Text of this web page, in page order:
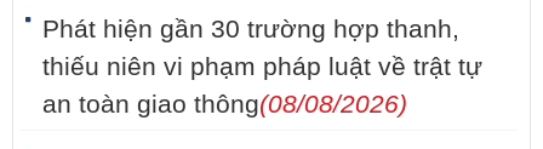
Phát hiện gần 30 trường hợp thanh,
thiếu niên vi phạm pháp luật về trật tự
an toàn giao thông(08/08/2026)